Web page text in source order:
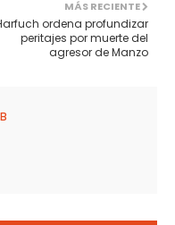
MÁS RECIENTE
ordena profundizar
peritajes por muerte del
agresor de Manzo